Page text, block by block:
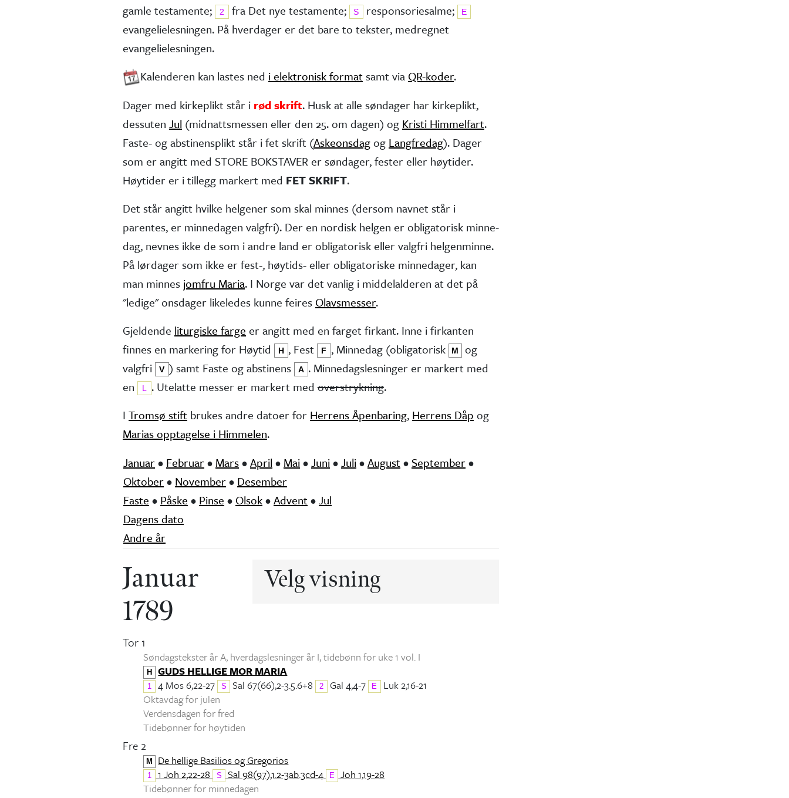
gamle testa­mente;
2 fra Det nye testa­mente; S responsorie­salme; E
evangelie­lesningen. På hverdager er det bare to tekster, medregnet
evangelielesningen.
Kalenderen kan lastes ned i elektronisk formatsamt via QR-koder.
Dager med kirkeplikt står i rød skrift. Husk at alle søndager har kirke­plikt,
dessuten Jul (midnatts­messen eller den 25. om dagen) og Kristi Himmelfart.
Faste- og abstinens­plikt står i fet skrift (Askeonsdagog Langfredag). Dager
som er angitt med STORE BOKSTAVER er søndager, fester eller høytider.
Høytider er i tillegg markert med FET SKRIFT.
Det står angitt hvilke helgener som skal minnes (dersom navnet står i
parentes, er minne­dagen valgfri). Der en nordisk helgen er obliga­torisk minne­
dag, nevnes ikke de som i andre land er obliga­torisk eller valgfri helgen­minne.
På lørdager som ikke er fest-, høytids- eller obliga­toriske minne­dager, kan
man minnes jomfru Maria. I Norge var det vanlig i middel­alderen at det på
"ledige" onsdager like­ledes kunne feires Olavsmesser.
Gjeldende liturgiske farge er angitt med en farget firkant. Inne i firkanten
finnes en markering for Høytid
H , Fest F , Minne­dag (obliga­torisk M
og
valg­fri
V ) samt Faste og abstinens A . Minnedags­lesninger er markert med
en
L . Utelatte messer er markert medoverstrykning.
I Tromsø stift brukes andre datoer for Herrens Åpenbaring, Herrens Dåp og
Marias opptagelse i Himmelen.
Januar• Februar• Mars•April • Mai•Juni•Juli•August• September•
Oktober• November• Desember
Faste • Påske • Pinse • Olsok•Advent•Jul
Dagens dato
Andre år
Velg visning
Januar
1789
Tor 1
Søndagstekster år A, hverdagslesninger år I, tidebønn for uke 1 vol. I
H GUDS HELLIGE MOR MARIA
1 4 Mos 6,22-27 S Sal 67(66),2-3.5.6+8 2 Gal 4,4-7 E
Luk 2,16-21
Oktavdag for julen
Verdensdagen for fred
Tidebønner for høytiden
Fre 2
M De hellige Basilios og Gregorios
1 1 Joh 2,22-28 S Sal 98(97),1.2-3ab.3cd-4 E
Joh 1,19-28
Tidebønner for minnedagen